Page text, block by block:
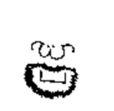
contenido